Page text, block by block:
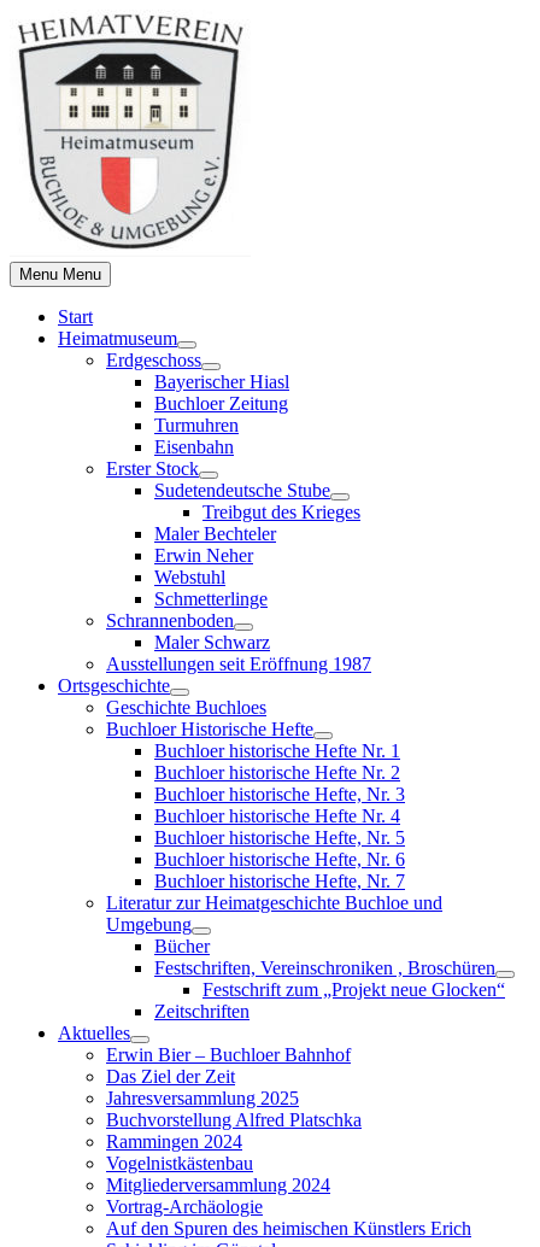
Skip
to
content
Menu Menu
Start
Heimatmuseum
Show
sub
menu
Erdgeschoss
Show
sub
menu
Bayerischer Hiasl
Buchloer Zeitung
Turmuhren
Eisenbahn
Erster Stock
Show
sub
menu
Sudetendeutsche Stube
Show
sub
Treibgut des Krieges
Maler Bechteler
Erwin Neher
Webstuhl
Schmetterlinge
Schrannenboden
Show
sub
menu
Maler Schwarz
Ausstellungen seit Eröffnung 1987
Ortsgeschichte
Show
sub
menu
Geschichte Buchloes
Buchloer Historische Hefte
Show
sub
menu
Buchloer historische Hefte Nr. 1
Buchloer historische Hefte Nr. 2
Buchloer historische Hefte, Nr. 3
Buchloer historische Hefte Nr. 4
Buchloer historische Hefte, Nr. 5
Buchloer historische Hefte, Nr. 6
Buchloer historische Hefte, Nr. 7
Literatur zur Heimatgeschichte Buchloe und
Umgebung
Show
sub
menu
Bücher
Festschriften, Vereinschroniken , Broschüren
sub
Festschrift zum „Projekt neue Glocken“
Zeitschriften
Aktuelles
Show
sub
menu
Erwin Bier – Buchloer Bahnhof
Das Ziel der Zeit
Jahresversammlung 2025
Buchvorstellung Alfred Platschka
Rammingen 2024
Vogelnistkästenbau
Mitgliederversammlung 2024
Vortrag-Archäologie
Auf den Spuren des heimischen Künstlers Erich